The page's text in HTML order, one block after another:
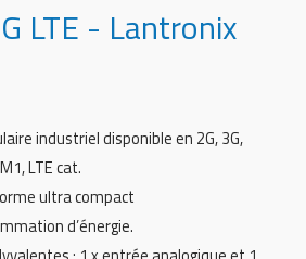
LTE - Lantronix
industriel disponible en 2G, 3G,
LTE cat.
ultra compact
d’énergie.